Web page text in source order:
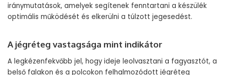
iránymutatások, amelyek segítenek fenntartani a készülék
optimális működését és elkerülni a túlzott jegesedést.
A jégréteg vastagsága mint indikátor
A legkézenfekvőbb jel, hogy ideje leolvasztani a fagyasztót, a
belső falakon és a polcokon felhalmozódott jégréteg